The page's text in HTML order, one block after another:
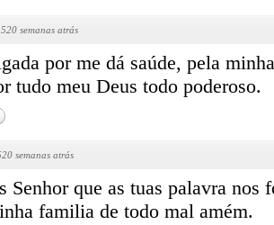
520 semanas atrás
por me dá saúde, pela
tudo meu Deus todo poderoso.
semanas atrás
Senhor que as tuas palavra nos
familia de todo mal amém.